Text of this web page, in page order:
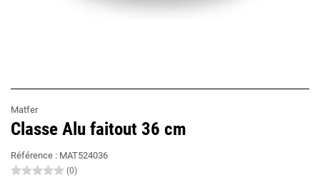
Matfer
Classe Alu faitout 36 cm
Référence : MAT524036
(0)